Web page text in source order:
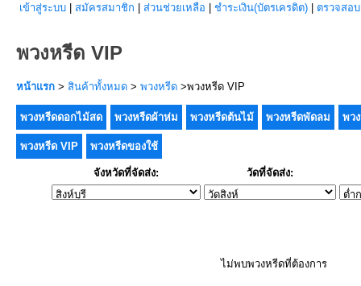
เข้าสู่ระบบ สมัครสมาชิก ส่วนช่วยเหลือ ชำระเงิน(บัตรเครดิต) ตรวจสอ
พวงหรีด VIP
หน้าแรก > สินค้าทั้งหมด > พวงหรีด >พวงหรีด VIP
พวงหรีดดอกไม้สด พวงหรีดผ้าห่ม พวงหรีดต้นไม้ พวงหรีดพัดลม พว
พวงหรีด VIP พวงหรีดของใช้
จังหวัดที่จัดส่ง: วัดที่จัดส่ง:
ไม่พบพวงหรีดที่ต้องการ